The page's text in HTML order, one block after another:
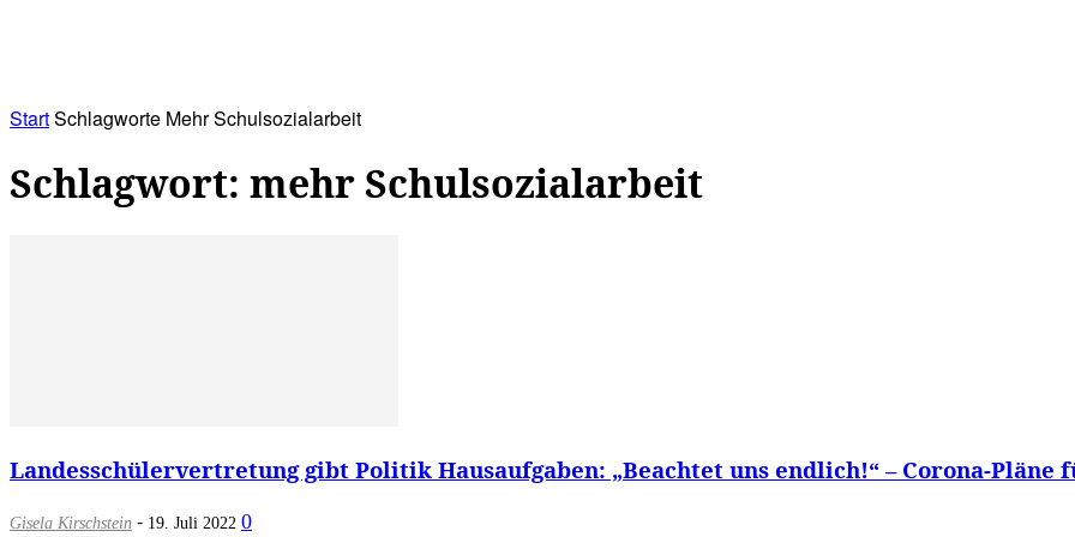
StartSchlagworte Mehr Schulsozialarbeit
Schlagwort: mehr Schulsozialarbeit
Landesschülervertretung gibt Politik Hausaufgaben: „Beachtet uns endlich!“ – Corona-Pläne
Gisela Kirschstein - 19. Juli 2022 0